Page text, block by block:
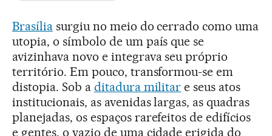
Brasíliasurgiu no meio do cerrado como uma
utopia, o símbolo de um país que se
avizinhava novo e integrava seu próprio
território. Em pouco, transformou-se em
distopia. Sob a ditadura militar e seus atos
institucionais, as avenidas largas, as quadras
planejadas, os espaços rarefeitos de edifícios
e gentes, o vazio de uma cidade erigida do